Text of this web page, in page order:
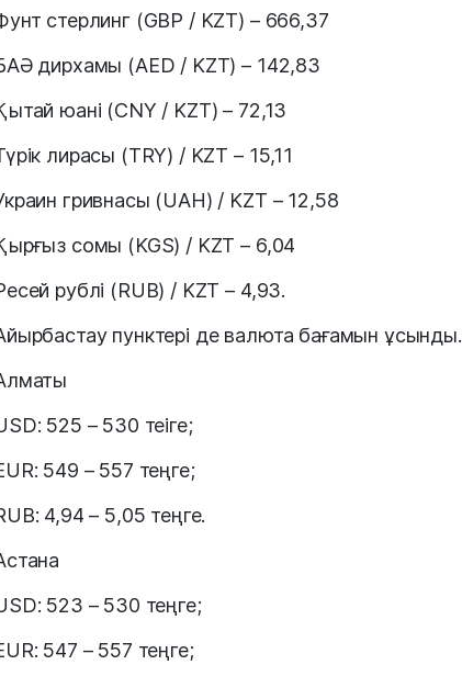
стерлинг (GBP / KZT) – 666,37
дирхамы (AED / KZT) – 142,83
юані (CNY / KZT) – 72,13
лирасы (TRY) / KZT – 15,11
гривнасы (UAH) / KZT – 12,58
сомы (KGS) / KZT – 6,04
рублі (RUB) / KZT – 4,93.
пунктері де валюта бағамын ұсынды.
525 – 530 теіге;
549 – 557 теңге;
4,94 – 5,05 теңге.
523 – 530 теңге;
547 – 557 теңге;